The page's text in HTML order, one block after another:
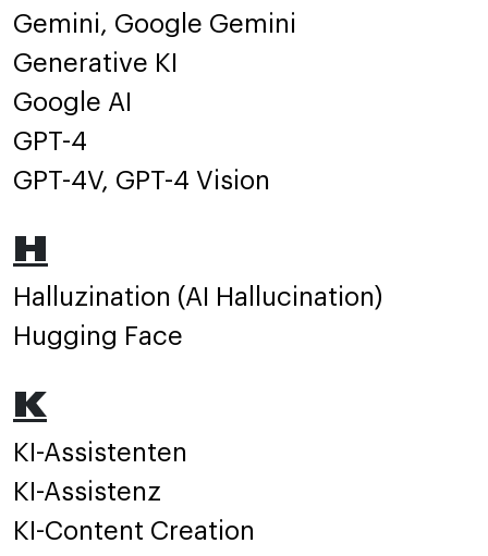
Gemini, Google Gemini
Generative KI
Google AI
GPT-4
GPT-4V, GPT-4 Vision
H
Halluzination (AI Hallucination)
Hugging Face
K
KI-Assistenten
KI-Assistenz
KI-Content Creation